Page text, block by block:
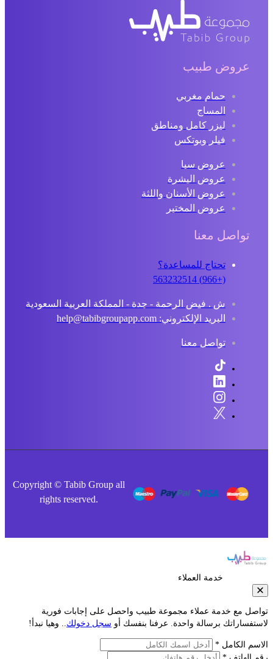
عروض طبيب
حمام مغربي
المساج
ليزر كامل ومناطق
فيلر وبوتكس
عروض سبا
عروض البشرة
عروض الأسنان واللثة
عروض المختبر
تواصل معنا
تحتاج للمساعدة؟
ش . فيض الرحمة - جدة - المملكة العربية السعودية
البريد الإلكتروني: help@tabibgroupapp.com
تواصل معنا
Copyright © Tabib Group all
rights reserved.
خدمة العملاء
مع خدمة عملاء مجموعة طبيب واحصل على إجابات فورية
برسالة واحدة. عرفنا بنفسك أوسجل دخولك.. وهيا نبدأ!
الكامل *